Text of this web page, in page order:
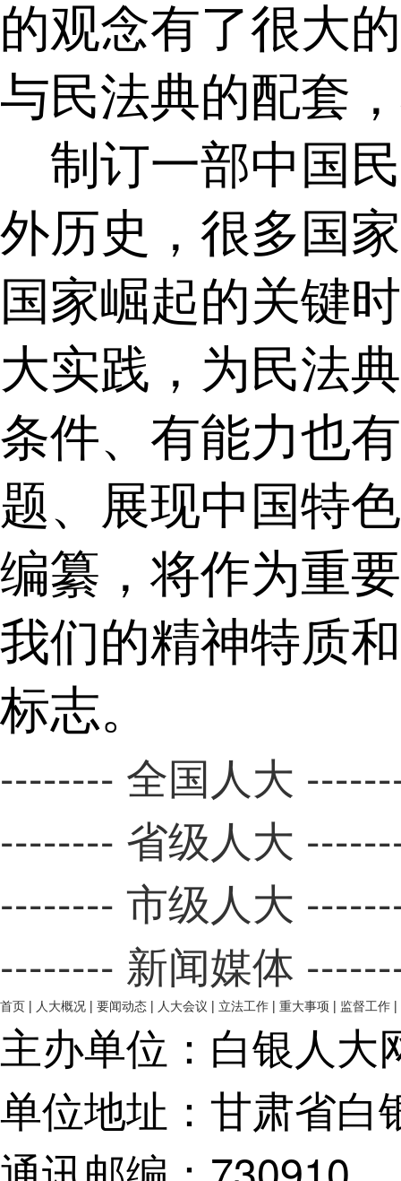
的观念有了很大
与民法典的配套
制订一部中国
外历史，很多国
国家崛起的关键
大实践，为民法
条件、有能力也
题、展现中国特
编纂，将作为重
我们的精神特质
标志。
上一篇： 健全人大
下一篇：甘肃省深入
-------- 全国人大
-------- 省级人大
-------- 市级人大
-------- 新闻媒体
首页 人大概况| 要闻动态|人大会议 立法工作 |重大事项|监督工作|